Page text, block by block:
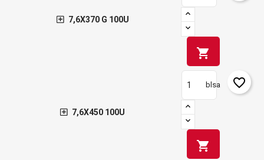
7,6X370 G 100U
shopping_cart
7,6X450 100U
blsa
shopping_cart
favorite_border